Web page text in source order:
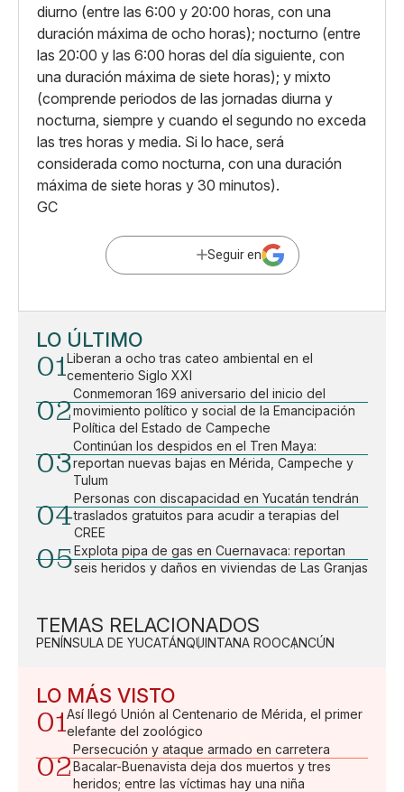
diurno (entre las 6:00 y 20:00 horas, con una
duración máxima de ocho horas); nocturno (entre
las 20:00 y las 6:00 horas del día siguiente, con
una duración máxima de siete horas); y mixto
(comprende periodos de las jornadas diurna y
nocturna, siempre y cuando el segundo no exceda
las tres horas y media. Si lo hace, será
considerada como nocturna, con una duración
máxima de siete horas y 30 minutos).
GC
Seguir en
LO ÚLTIMO
01Liberan a ocho tras cateo ambiental en el
cementerio Siglo XXI
02
Conmemoran 169 aniversario del inicio del
movimiento político y social de la Emancipación
Política del Estado de Campeche
03
Continúan los despidos en el Tren Maya:
reportan nuevas bajas en Mérida, Campeche y
Tulum
04
Personas con discapacidad en Yucatán tendrán
traslados gratuitos para acudir a terapias del
CREE
05Explota pipa de gas en Cuernavaca: reportan
seis heridos y daños en viviendas de Las Granjas
TEMAS RELACIONADOS
PENÍNSULA DE YUCATÁNQUINTANA ROOCANCÚN
LO MÁS VISTO
01Así llegó Unión al Centenario de Mérida, el primer
elefante del zoológico
02
Persecución y ataque armado en carretera
Bacalar-Buenavista deja dos muertos y tres
heridos; entre las víctimas hay una niña